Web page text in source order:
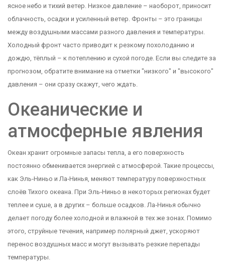
ясное небо и тихий ветер. Низкое давление – наоборот, приносит
облачность, осадки и усиленный ветер. Фронты – это границы
между воздушными массами разного давления и температуры.
Холодный фронт часто приводит к резкому похолоданию и
дождю, тёплый – к потеплению и сухой погоде. Если вы следите за
прогнозом, обратите внимание на отметки "низкого" и "высокого"
давления – они сразу скажут, чего ждать.
Океанические и
атмосферные явления
Океан хранит огромные запасы тепла, а его поверхность
постоянно обменивается энергией с атмосферой. Такие процессы,
как Эль‑Ниньо и Ла‑Нинья, меняют температуру поверхностных
слоёв Тихого океана. При Эль‑Ниньо в некоторых регионах будет
теплее и суше, а в других – больше осадков. Ла‑Нинья обычно
делает погоду более холодной и влажной в тех же зонах. Помимо
этого, струйные течения, например полярный джет, ускоряют
перенос воздушных масс и могут вызывать резкие перепады
температуры.